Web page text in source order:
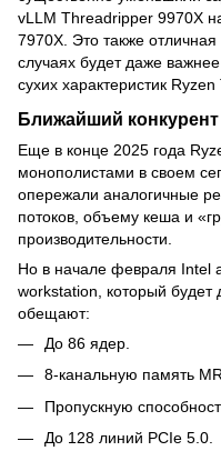
vLLM Threadripper 9970X
7970X. Это также
случаях будет даже
сухих характеристик
Ближайший конкурент
Еще в конце 2025 года
монополистами в своем
опережали аналогичные
потоков, объему кеша и
производительности.
Но в начале февраля Intel
workstation, который
обещают:
До 86 ядер.
8-канальную память
Пропускную
До 128 линий PCIe 5.0.